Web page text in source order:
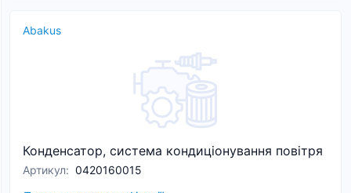
Abakus
Конденсатор, система кондиціонування повітря
Артикул: 0420160015